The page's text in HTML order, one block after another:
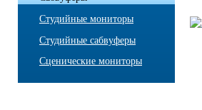
Студийные мониторы
Студийные сабвуферы
Сценические мониторы